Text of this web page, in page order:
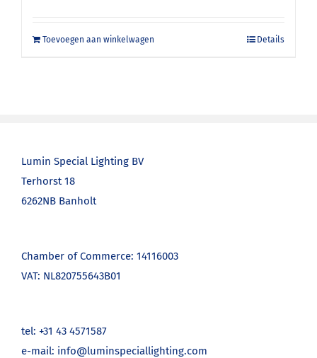
Toevoegen aan winkelwagen Details
Lumin Special Lighting BV
Terhorst 18
6262NB Banholt
Chamber of Commerce: 14116003
VAT: NL820755643B01
tel: +31 43 4571587
e-mail: info@luminspeciallighting.com